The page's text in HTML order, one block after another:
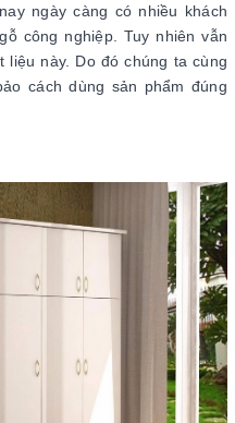
ngày càng có nhiều khách
công nghiệp. Tuy nhiên vẫn
liệu này. Do đó chúng ta cùng
cách dùng sản phẩm đúng